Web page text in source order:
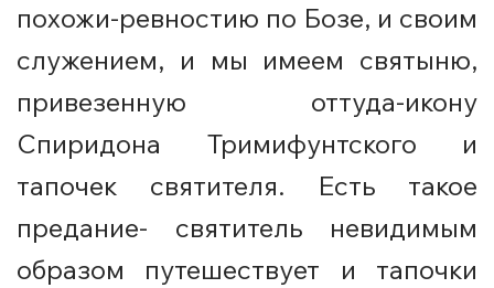
похожи-ревностию по Бозе, и своим
служением, и мы имеем святыню,
привезенную оттуда-икону
Спиридона Тримифунтского и
тапочек святителя. Есть такое
предание- святитель невидимым
образом путешествует и тапочки